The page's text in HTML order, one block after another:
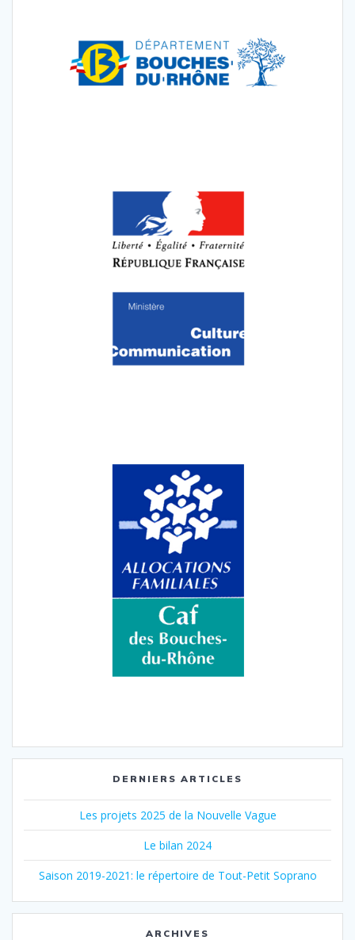
DERNIERS ARTICLES
Les projets 2025 de la Nouvelle Vague
Le bilan 2024
Saison 2019-2021: le répertoire de Tout-Petit Soprano
ARCHIVES